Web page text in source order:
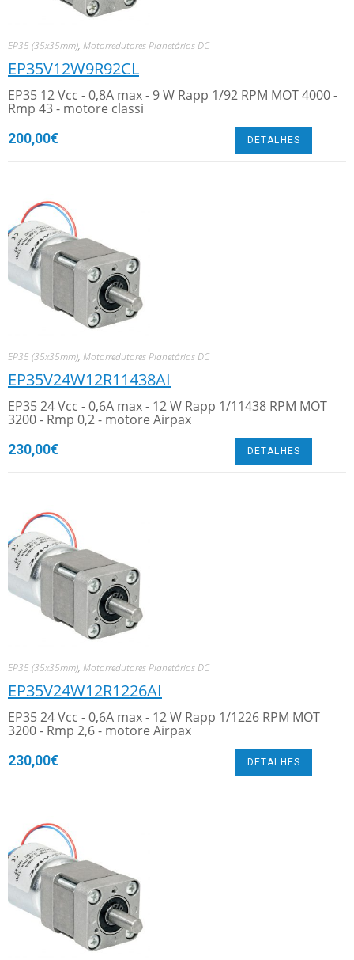
EP35 (35x35mm), Motorredutores Planetários DC
EP35V12W9R92CL
EP35 12 Vcc - 0,8A max - 9 W Rapp 1/92 RPM MOT 4000 -
Rmp 43 - motore classi
200,00€ DETALHES
EP35 (35x35mm), Motorredutores Planetários DC
EP35V24W12R11438AI
EP35 24 Vcc - 0,6A max - 12 W Rapp 1/11438 RPM MOT
3200 - Rmp 0,2 - motore Airpax
230,00€ DETALHES
EP35 (35x35mm), Motorredutores Planetários DC
EP35V24W12R1226AI
EP35 24 Vcc - 0,6A max - 12 W Rapp 1/1226 RPM MOT
3200 - Rmp 2,6 - motore Airpax
230,00€ DETALHES